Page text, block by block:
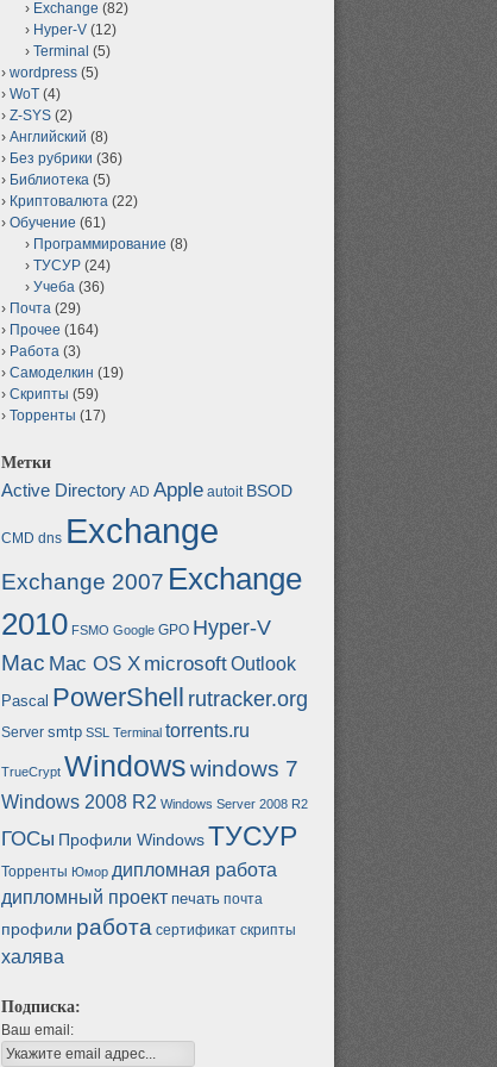
Exchange (82)
Hyper-V (12)
Terminal (5)
wordpress (5)
WoT (4)
Z-SYS (2)
Английский (8)
Без рубрики (36)
Библиотека (5)
Криптовалюта (22)
Обучение (61)
Программирование (8)
ТУСУР (24)
Учеба (36)
Почта (29)
Прочее (164)
Работа (3)
Самоделкин (19)
Скрипты (59)
Торренты (17)
Метки
Active Directory AD Apple autoit BSOD
CMD dns Exchange
Exchange 2007 Exchange
2010 FSMO Google GPO Hyper-V
Mac Mac OS X microsoftOutlook
Pascal PowerShell rutracker.org
Server smtp SSL Terminal torrents.ru
TrueCrypt Windowswindows 7
Windows 2008 R2 Windows Server 2008 R2
ГОСы Профили WindowsТУСУР
Торренты Юмор дипломная работа
дипломный проект печать почта
профили работа сертификат скрипты
халява
Подписка:
Ваш email: